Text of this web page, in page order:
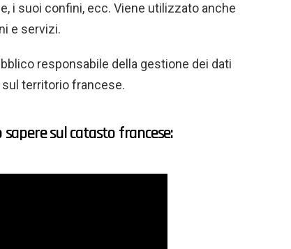
i suoi confini, ecc. Viene utilizzato anche
e servizi.
responsabile della gestione dei dati
territorio francese.
sul catasto francese: